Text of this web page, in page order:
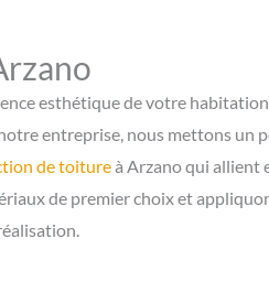
esthétique de votre
entreprise, nous mettons un
de toitureà Arzano qui allient
de premier choix et